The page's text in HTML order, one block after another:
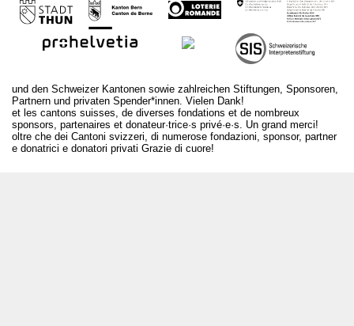
und den Schweizer Kantonen sowie zahlreichen Stiftungen, Sponsoren,
Partnern und privaten Spender*innen. Vielen Dank!
et les cantons suisses, de diverses fondations et de nombreux
sponsors, partenaires et donateur·trice·s privé·e·s. Un grand merci!
oltre che dei Cantoni svizzeri, di numerose fondazioni, sponsor, partner
e donatrici e donatori privati Grazie di cuore!